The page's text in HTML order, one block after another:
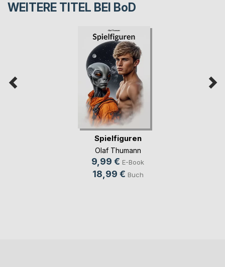
WEITERE TITEL BEI BoD
Spielfiguren
Olaf Thumann
9,99 € E-Book
18,99 € Buch